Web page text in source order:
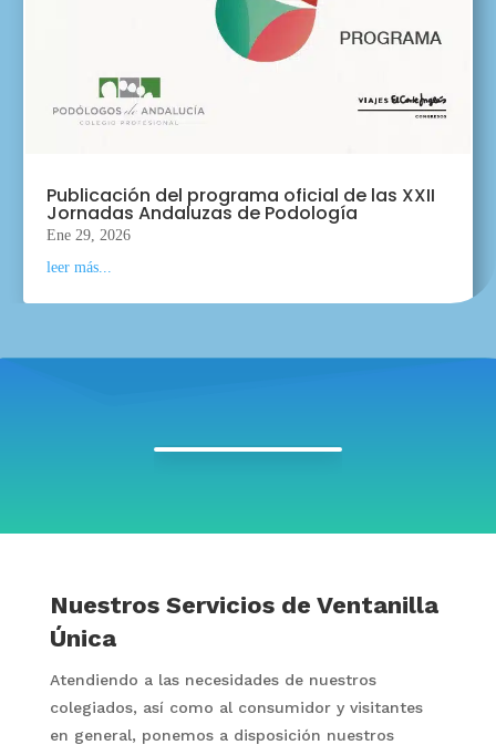
Publicación del programa oficial de las XXII
Jornadas Andaluzas de Podología
Ene 29, 2026
leer más...
Nuestros Servicios de Ventanilla
Única
Atendiendo a las necesidades de nuestros
colegiados, así como al consumidor y visitantes
en general, ponemos a disposición nuestros